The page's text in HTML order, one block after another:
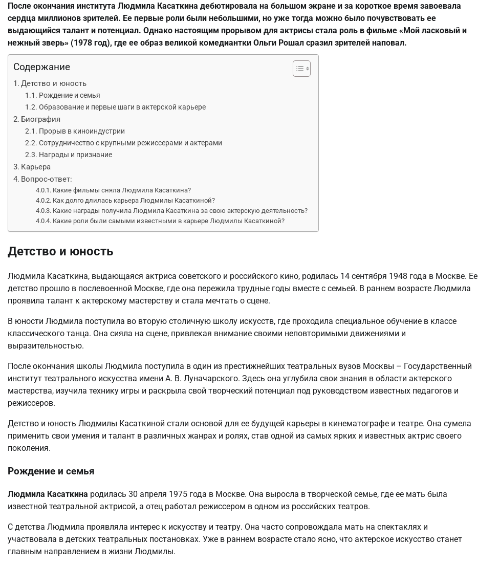
После окончания института Людмила Касаткина дебютировала на большом экране и за короткое время завоевала
сердца миллионов зрителей. Ее первые роли были небольшими, но уже тогда можно было почувствовать ее
выдающийся талант и потенциал. Однако настоящим прорывом для актрисы стала роль в фильме «Мой ласковый и
нежный зверь» (1978 год), где ее образ великой комедиантки Ольги Рошал сразил зрителей наповал.
Содержание
Детство и юность
Рождение и семья
Образование и первые шаги в актерской карьере
Биография
Прорыв в киноиндустрии
Сотрудничество с крупными режиссерами и актерами
Награды и признание
Карьера
Вопрос-ответ:
Какие фильмы сняла Людмила Касаткина?
Как долго длилась карьера Людмилы Касаткиной?
Какие награды получила Людмила Касаткина за свою актерскую деятельность?
Какие роли были самыми известными в карьере Людмилы Касаткиной?
Детство и юность
Людмила Касаткина, выдающаяся актриса советского и российского кино, родилась 14 сентября 1948 года в Москве. Ее
детство прошло в послевоенной Москве, где она пережила трудные годы вместе с семьей. В раннем возрасте Людмила
проявила талант к актерскому мастерству и стала мечтать о сцене.
В юности Людмила поступила во вторую столичную школу искусств, где проходила специальное обучение в классе
классического танца. Она сияла на сцене, привлекая внимание своими неповторимыми движениями и
выразительностью.
После окончания школы Людмила поступила в один из престижнейших театральных вузов Москвы – Государственный
институт театрального искусства имени А. В. Луначарского. Здесь она углубила свои знания в области актерского
мастерства, изучила технику игры и раскрыла свой творческий потенциал под руководством известных педагогов и
режиссеров.
Детство и юность Людмилы Касаткиной стали основой для ее будущей карьеры в кинематографе и театре. Она сумела
применить свои умения и талант в различных жанрах и ролях, став одной из самых ярких и известных актрис своего
поколения.
Рождение и семья
Людмила Касаткина родилась 30 апреля 1975 года в Москве. Она выросла в творческой семье, где ее мать была
известной театральной актрисой, а отец работал режиссером в одном из российских театров.
С детства Людмила проявляла интерес к искусству и театру. Она часто сопровождала мать на спектаклях и
участвовала в детских театральных постановках. Уже в раннем возрасте стало ясно, что актерское искусство станет
главным направлением в жизни Людмилы.